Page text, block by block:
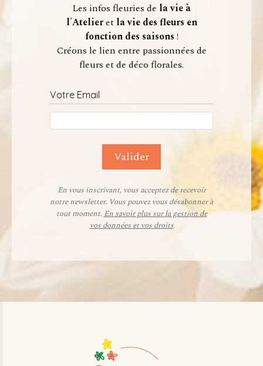
Les infos fleuries de la vie à
l'Atelieret la vie des fleurs en
fonction des saisons !
Créons le lien entre passionnées de
fleurs et de déco florales.
Votre Email
Valider
En vous inscrivant, vous acceptez de recevoir
notre newsletter. Vous pouvez vous désabonner à
tout moment. En savoir plus sur la gestion de
vos données et vos droits